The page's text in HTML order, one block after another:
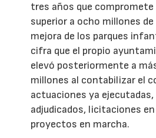
tres años que
superior a ocho millones de
mejora de los parques
cifra que el propio
elevó posteriormente a
millones al contabilizar el
actuaciones ya
adjudicados, licitaciones
proyectos en marcha.